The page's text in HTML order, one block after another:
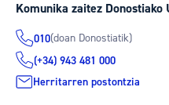
Komunika zaitez
010(doan Donostiatik)
(+34) 943 481 000
Herritarren postontzia